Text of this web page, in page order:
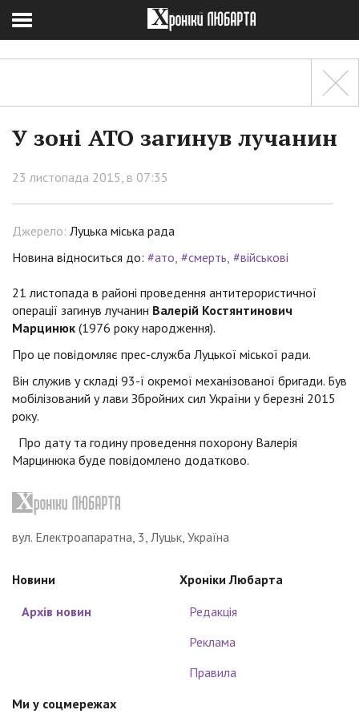
У зоні АТО загинув лучанин
23 листопада 2015, в 07:35
Джерело: Луцька міська рада
Новина відноситься до: #ато #смерть #військові
21 листопада в районі проведення антитерористичної
операції загинув лучанин Валерій Костянтинович
Марцинюк (1976 року народження).
Про це повідомляє прес-служба Луцької міської ради.
Він служив у складі 93-ї окремої механізованої бригади. Був
мобілізований у лави Збройних сил України у березні 2015
року.
Про дату та годину проведення похорону Валерія
Марцинюка буде повідомлено додатково.
вул. Електроапаратна, 3, Луцьк, Україна
Новини
Архів новин
Хроніки Любарта
Редакція
Реклама
Правила
Ми у соцмережах